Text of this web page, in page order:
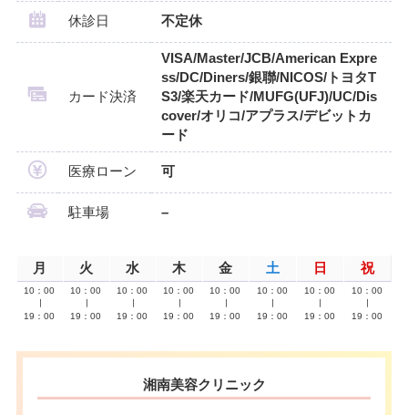
休診日 不定休
カード決済
VISA/Master/JCB/American Expre
ss/DC/Diners/銀聯/NICOS/トヨタT
S3/楽天カード/MUFG(UFJ)/UC/Dis
cover/オリコ/アプラス/デビットカ
ード
医療ローン 可
駐車場 –
月 火 水 木 金 土 日 祝
10：00
19：00
10：00
19：00
10：00
19：00
10：00
19：00
10：00
19：00
10：00
19：00
10：00
19：00
10：00
19：00
湘南美容クリニック